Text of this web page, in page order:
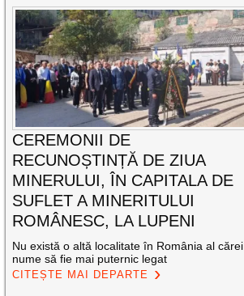
CEREMONII DE
RECUNOȘTINȚĂ DE ZIUA
MINERULUI, ÎN CAPITALA DE
SUFLET A MINERITULUI
ROMÂNESC, LA LUPENI
Nu există o altă localitate în România al cărei
nume să fie mai puternic legat
CITEȘTE MAI DEPARTE